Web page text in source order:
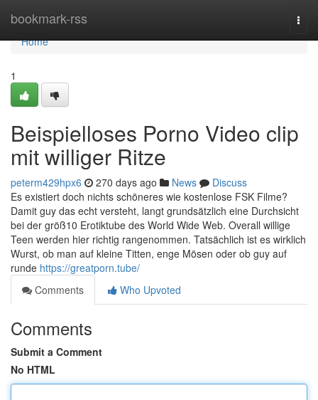
bookmark-rss
Home
Home
1
Beispielloses Porno Video clip
mit williger Ritze
peterm429hpx6 270 days ago News
Discuss
Es existiert doch nichts schöneres wie kostenlose FSK Filme?
Damit guy das echt versteht, langt grundsätzlich eine Durchsicht
bei der größ10 Erotiktube des World Wide Web. Overall willige
Teen werden hier richtig rangenommen. Tatsächlich ist es wirklich
Wurst, ob man auf kleine Titten, enge Mösen oder ob guy auf
runde https://greatporn.tube/
Comments
Who Upvoted
Comments
Submit a Comment
No HTML